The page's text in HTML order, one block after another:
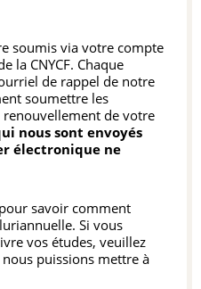
soumis via votre compte
la CNYCF. Chaque
de rappel de notre
soumettre les
renouvellement de votre
nous sont envoyés
électronique ne
pour savoir comment
Si vous
vos études, veuillez
puissions mettre à